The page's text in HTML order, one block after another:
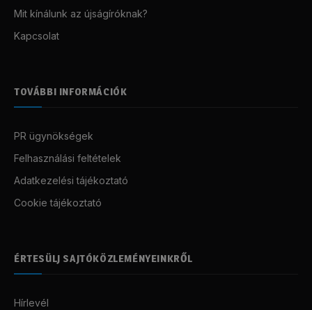
Mit kínálunk az újságíróknak?
Kapcsolat
TOVÁBBI INFORMÁCIÓK
PR ügynökségek
Felhasználási feltételek
Adatkezelési tájékoztató
Cookie tájékoztató
ÉRTESÜLJ SAJTÓKÖZLEMÉNYEINKRŐL
Hírlevél